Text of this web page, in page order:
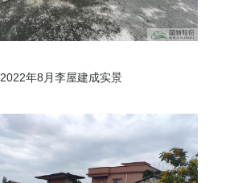
2022年8月李屋建成实景